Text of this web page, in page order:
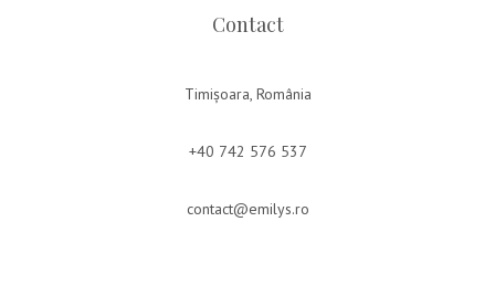
Contact
Timișoara, România
+40 742 576 537
contact@emilys.ro